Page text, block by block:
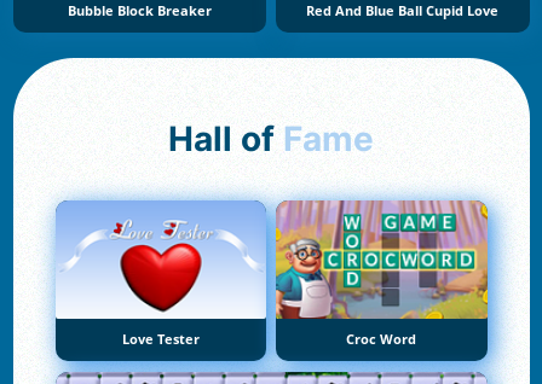
Bubble Block Breaker Red And Blue Ball Cupid Love
Hall of Fame
Love Tester Croc Word